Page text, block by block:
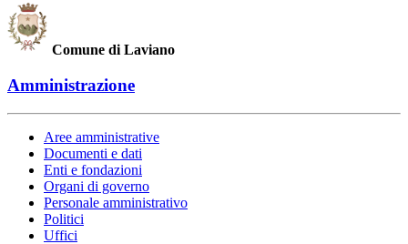
Comune di Laviano
Amministrazione
Aree amministrative
Documenti e dati
Enti e fondazioni
Organi di governo
Personale amministrativo
Politici
Uffici